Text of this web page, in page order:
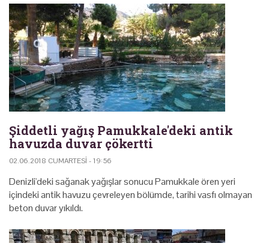
Şiddetli yağış Pamukkale'deki antik
havuzda duvar çökertti
02.06.2018 CUMARTESI - 19:56
Denizli'deki sağanak yağışlar sonucu Pamukkale ören yeri
içindeki antik havuzu çevreleyen bölümde, tarihi vasfı olmayan
beton duvar yıkıldı.